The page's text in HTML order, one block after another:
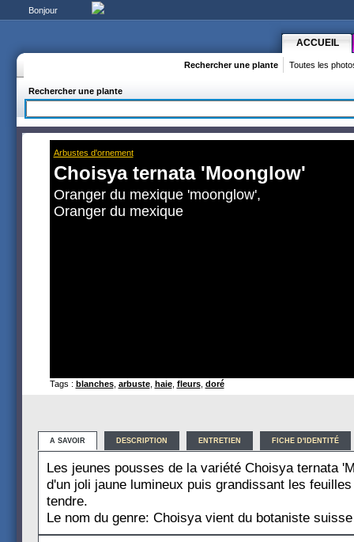
Bonjour
ACCUEIL
Rechercher une plante Toutes les
Rechercher une plante
Arbustes d'ornement
Choisya ternata 'Moonglow'
Oranger du mexique 'moonglow',
Oranger du mexique
Tags : blanches, arbuste, haie, fleurs, doré
A SAVOIR DESCRIPTION ENTRETIEN FICHE D'IDENTITÉ
Les jeunes pousses de la variété Choisya ternata
d'un joli jaune lumineux puis grandissant les
tendre.
Le nom du genre: Choisya vient du botaniste